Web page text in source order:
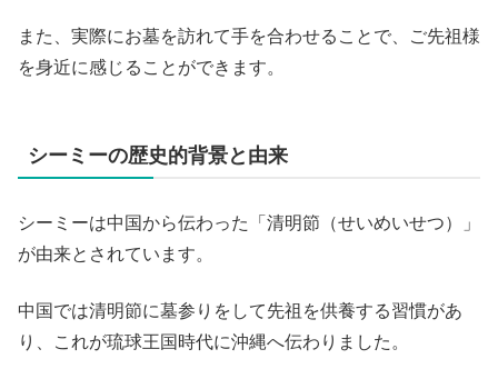
また、実際にお墓を訪れて手を合わせることで、ご先祖様
を身近に感じることができます。
シーミーの歴史的背景と由来
シーミーは中国から伝わった「清明節（せいめいせつ）」
が由来とされています。
中国では清明節に墓参りをして先祖を供養する習慣があ
り、これが琉球王国時代に沖縄へ伝わりました。